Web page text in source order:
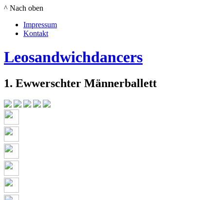
^ Nach oben
Impressum
Kontakt
Leosandwichdancers
1. Ewwerschter Männerballett